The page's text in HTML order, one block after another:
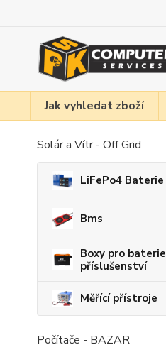
Jak vyhledat zboží
Solár a Vítr - Off Grid
LiFePo4 Baterie
Bms
Boxy pro
příslušenství
Měřící přístroje
Počítače - BAZAR